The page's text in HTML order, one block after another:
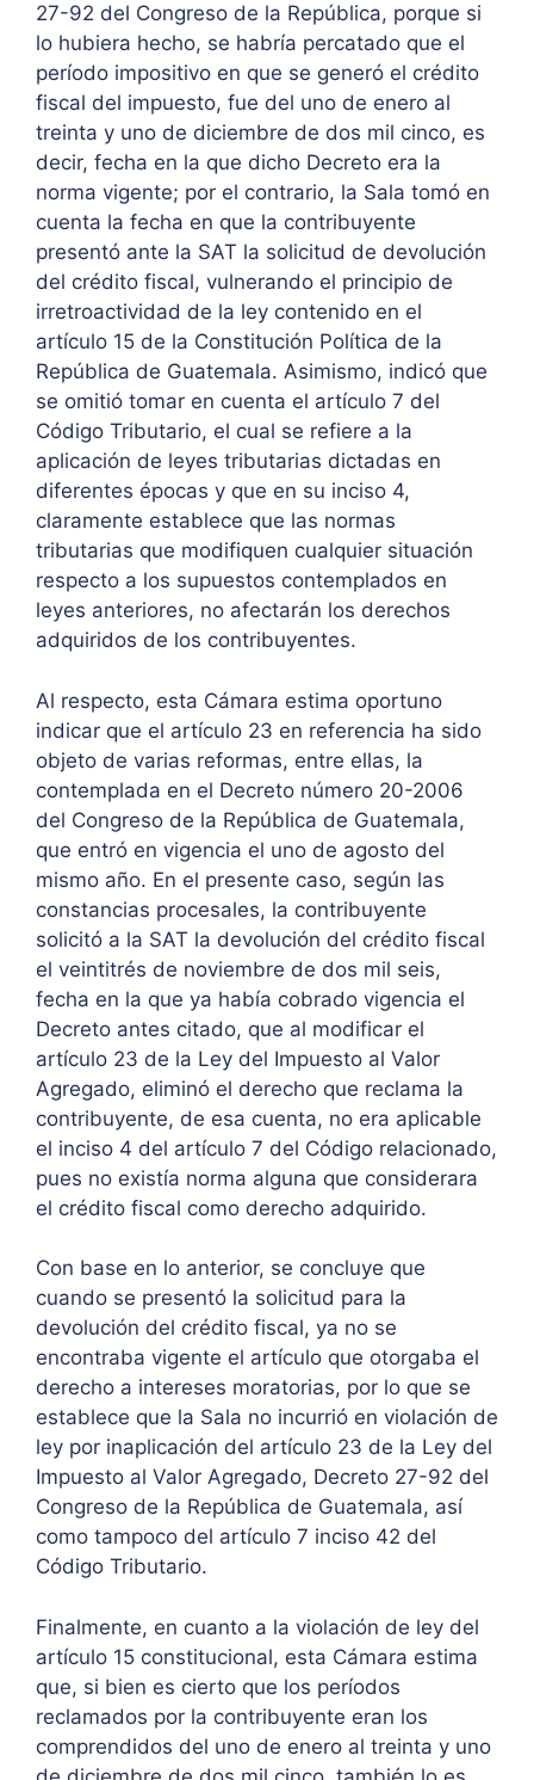
27-92 del Congreso de la República, porque si
lo hubiera hecho, se habría percatado que el
período impositivo en que se generó el crédito
fiscal del impuesto, fue del uno de enero al
treinta y uno de diciembre de dos mil cinco, es
decir, fecha en la que dicho Decreto era la
norma vigente; por el contrario, la Sala tomó en
cuenta la fecha en que la contribuyente
presentó ante la SAT la solicitud de devolución
del crédito fiscal, vulnerando el principio de
irretroactividad de la ley contenido en el
artículo 15 de la Constitución Política de la
República de Guatemala. Asimismo, indicó que
se omitió tomar en cuenta el artículo 7 del
Código Tributario, el cual se refiere a la
aplicación de leyes tributarias dictadas en
diferentes épocas y que en su inciso 4,
claramente establece que las normas
tributarias que modifiquen cualquier situación
respecto a los supuestos contemplados en
leyes anteriores, no afectarán los derechos
adquiridos de los contribuyentes.
Al respecto, esta Cámara estima oportuno
indicar que el artículo 23 en referencia ha sido
objeto de varias reformas, entre ellas, la
contemplada en el Decreto número 20-2006
del Congreso de la República de Guatemala,
que entró en vigencia el uno de agosto del
mismo año. En el presente caso, según las
constancias procesales, la contribuyente
solicitó a la SAT la devolución del crédito fiscal
el veintitrés de noviembre de dos mil seis,
fecha en la que ya había cobrado vigencia el
Decreto antes citado, que al modificar el
artículo 23 de la Ley del Impuesto al Valor
Agregado, eliminó el derecho que reclama la
contribuyente, de esa cuenta, no era aplicable
el inciso 4 del artículo 7 del Código relacionado,
pues no existía norma alguna que considerara
el crédito fiscal como derecho adquirido.
Con base en lo anterior, se concluye que
cuando se presentó la solicitud para la
devolución del crédito fiscal, ya no se
encontraba vigente el artículo que otorgaba el
derecho a intereses moratorias, por lo que se
establece que la Sala no incurrió en violación de
ley por inaplicación del artículo 23 de la Ley del
Impuesto al Valor Agregado, Decreto 27-92 del
Congreso de la República de Guatemala, así
como tampoco del artículo 7 inciso 42 del
Código Tributario.
Finalmente, en cuanto a la violación de ley del
artículo 15 constitucional, esta Cámara estima
que, si bien es cierto que los períodos
reclamados por la contribuyente eran los
comprendidos del uno de enero al treinta y uno